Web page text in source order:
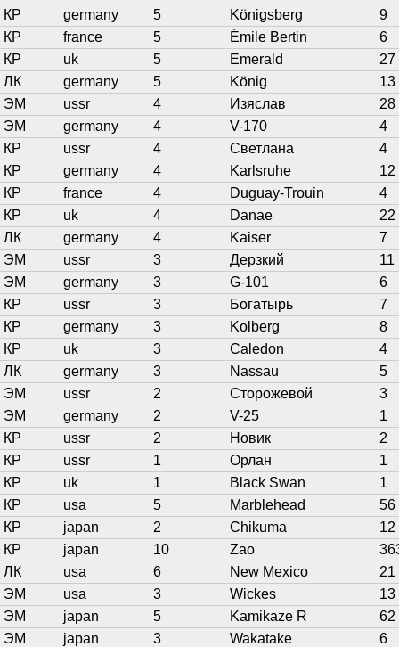
КР germany 5 Königsberg
9
КР
france 5 Émile Bertin
6
КР
uk 5 Emerald
27
ЛК
germany 5 König
13
ЭМ
ussr 4 Изяслав
28
ЭМ
germany 4 V-170
4
КР
ussr 4 Светлана
4
КР
germany 4 Karlsruhe
12
КР
france 4 Duguay-Trouin
4
КР
uk 4 Danae
22
ЛК
germany 4 Kaiser
7
ЭМ
ussr 3 Дерзкий
11
ЭМ
germany 3 G-101
6
КР
ussr 3 Богатырь
7
КР
germany 3 Kolberg
8
КР
uk 3 Caledon
4
ЛК
germany 3 Nassau
5
ЭМ
ussr 2 Сторожевой
3
ЭМ
germany 2 V-25
1
КР
ussr 2 Новик
2
КР
ussr 1 Орлан
1
КР
uk 1 Black Swan
1
КР
usa 5 Marblehead
56
КР
japan 2 Chikuma
12
КР
japan 10 Zaō
ЛК
usa 6 New Mexico
21
ЭМ
usa 3 Wickes
13
ЭМ
japan 5 Kamikaze R
62
ЭМ
japan 3 Wakatake
6